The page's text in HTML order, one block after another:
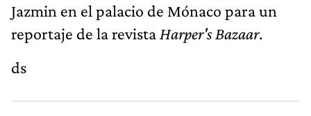
Jazmin en el palacio de Mónaco para un
reportaje de la revista Harper's Bazaar.
ds